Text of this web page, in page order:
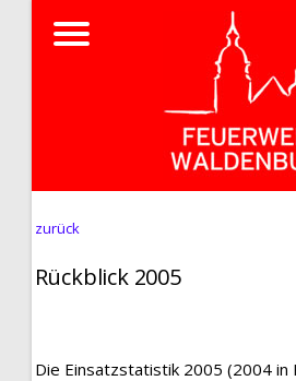
zurück
Rückblick 2005
Die Einsatzstatistik 2005 (2004 in